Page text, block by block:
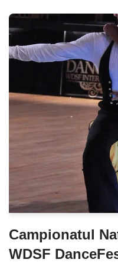
Campionatul
WDSF